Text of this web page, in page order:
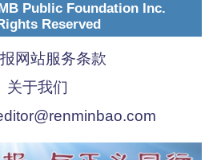
Public Foundation Inc.
Reserved
网站服务条款
关于我们